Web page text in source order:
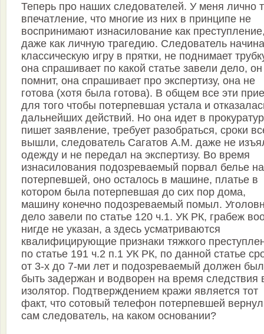
Теперь про наших следователей. У меня лично
впечатление, что многие из них в принципе не
воспринимают изнасилование как
даже как личную трагедию. Следователь
классическую игру в прятки, не поднимает
она спрашивает по какой статье завели дело,
помнит, она спрашивает про экспертизу, она не
готова (хотя была готова). В общем все эти
для того чтобы потерпевшая устала и
дальнейших действий. Но она идет в
пишет заявление, требует разобраться, сроки
вышли, следователь Сагатов А.М. даже не
одежду и не передал на экспертизу. Во время
изнасилования подозреваемый порвал белье на
потерпевшей, оно осталось в машине, платье в
котором была потерпевшая до сих пор дома,
машину конечно подозреваемый помыл.
дело завели по статье 120 ч.1. УК РК, грабеж
нигде не указан, а здесь усматриваются
квалифицирующие признаки тяжкого
по статье 191 ч.2 п.1 УК РК, по данной статье
от 3-х до 7-ми лет и подозреваемый должен был
быть задержан и водворен на время следствия
изолятор. Подтверждением кражи является тот
факт, что сотовый телефон потерпевшей
сам следователь, на каком основании?